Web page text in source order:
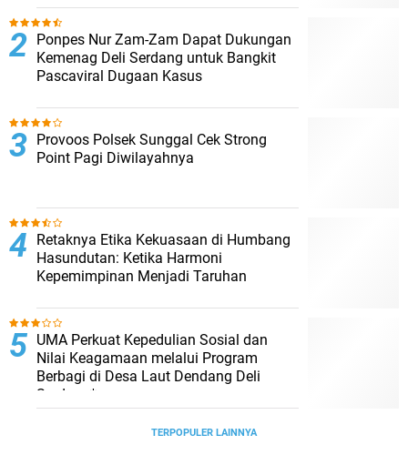
Ponpes Nur Zam-Zam Dapat Dukungan
Kemenag Deli Serdang untuk Bangkit
Pascaviral Dugaan Kasus
Provoos Polsek Sunggal Cek Strong
Point Pagi Diwilayahnya
Retaknya Etika Kekuasaan di Humbang
Hasundutan: Ketika Harmoni
Kepemimpinan Menjadi Taruhan
UMA Perkuat Kepedulian Sosial dan
Nilai Keagamaan melalui Program
Berbagi di Desa Laut Dendang Deli
Serdang*
TERPOPULER LAINNYA